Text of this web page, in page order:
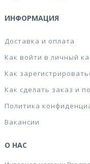
ИНФОРМАЦИЯ
Доставка и оплата
Как войти в личный
Как
Как сделать заказ и
Политика
Вакансии
О НАС